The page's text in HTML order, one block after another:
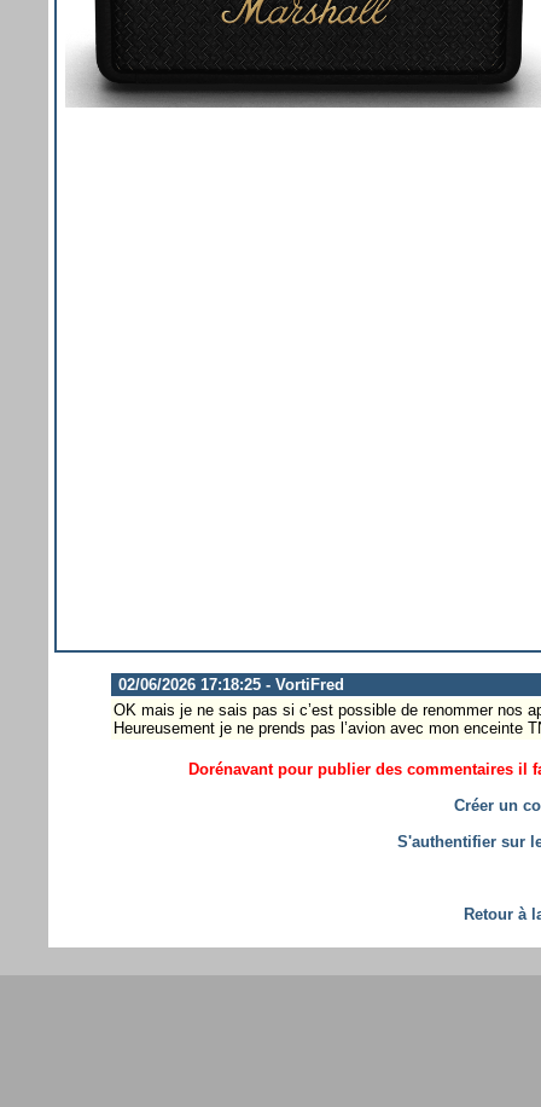
02/06/2026 17:18:25 - VortiFred
OK mais je ne sais pas si c’est possible de renommer nos
Heureusement je ne prends pas l’avion avec mon enceinte
Dorénavant pour publier des commentaires il
Créer un
S'authentifier sur
Retour à